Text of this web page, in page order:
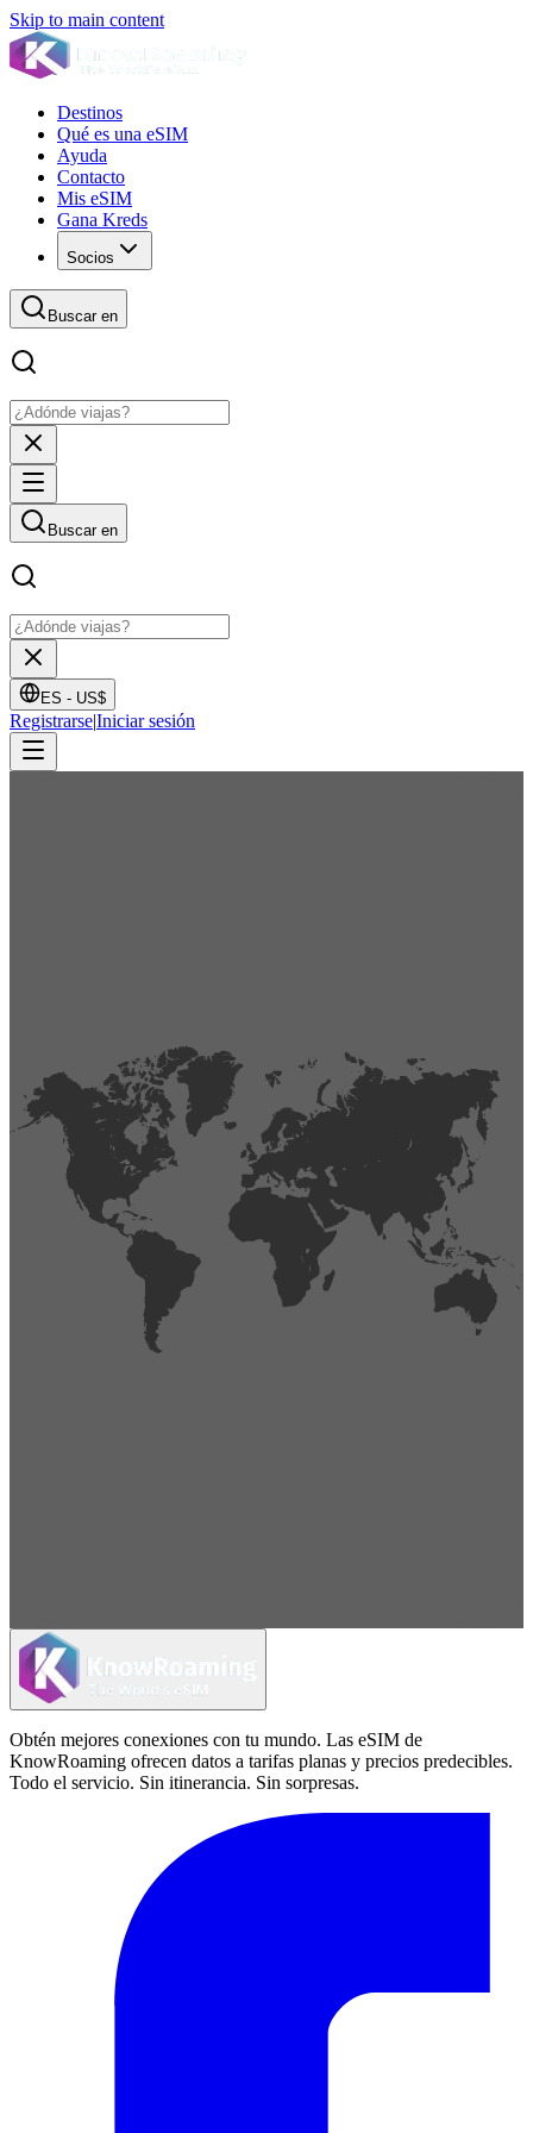
Skip to main content
Destinos
Qué es una eSIM
Ayuda
Contacto
Mis eSIM
Gana Kreds
Socios
Buscar en
Buscar en
ES - US$
Registrarse|Iniciar sesión
404Página no encontrada,
La página que buscas no existe o se ha cambiado de lugar.
Comprueba la URL e inténtalo de nuevo.
Ir a la página de inicio
Obtener soporte técnico
Obtén mejores conexiones con tu mundo. Las eSIM de
KnowRoaming ofrecen datos a tarifas planas y precios predecibles.
Todo el servicio. Sin itinerancia. Sin sorpresas.